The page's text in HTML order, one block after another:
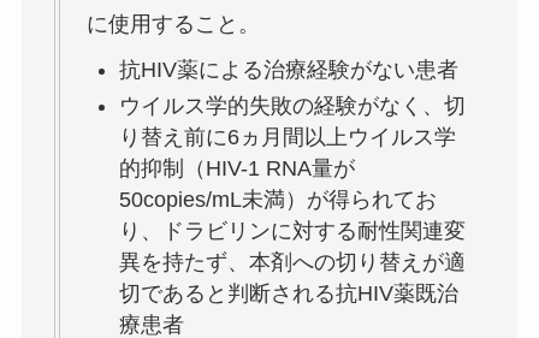
に使用すること。
抗HIV薬による治療経験がない患者
ウイルス学的失敗の経験がなく、切
り替え前に6ヵ月間以上ウイルス学
的抑制（HIV-1 RNA量が
50copies/mL未満）が得られてお
り、ドラビリンに対する耐性関連変
異を持たず、本剤への切り替えが適
切であると判断される抗HIV薬既治
療患者